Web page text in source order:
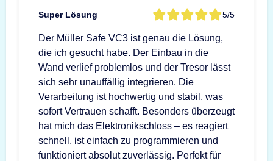
Super Lösung 5/5
Der Müller Safe VC3 ist genau die Lösung,
die ich gesucht habe. Der Einbau in die
Wand verlief problemlos und der Tresor lässt
sich sehr unauffällig integrieren. Die
Verarbeitung ist hochwertig und stabil, was
sofort Vertrauen schafft. Besonders überzeugt
hat mich das Elektronikschloss – es reagiert
schnell, ist einfach zu programmieren und
funktioniert absolut zuverlässig. Perfekt für